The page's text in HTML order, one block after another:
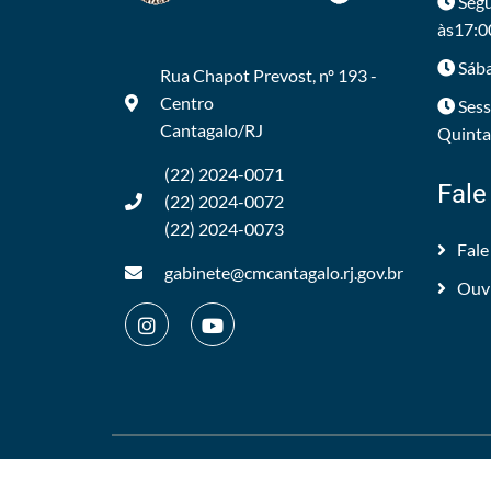
Rua Chapot Prevost, nº 193 -
Centro
Cantagalo/RJ
(22) 2024-0071
(22) 2024-0072
(22) 2024-0073
gabinete@cmcantagalo.rj.gov.br